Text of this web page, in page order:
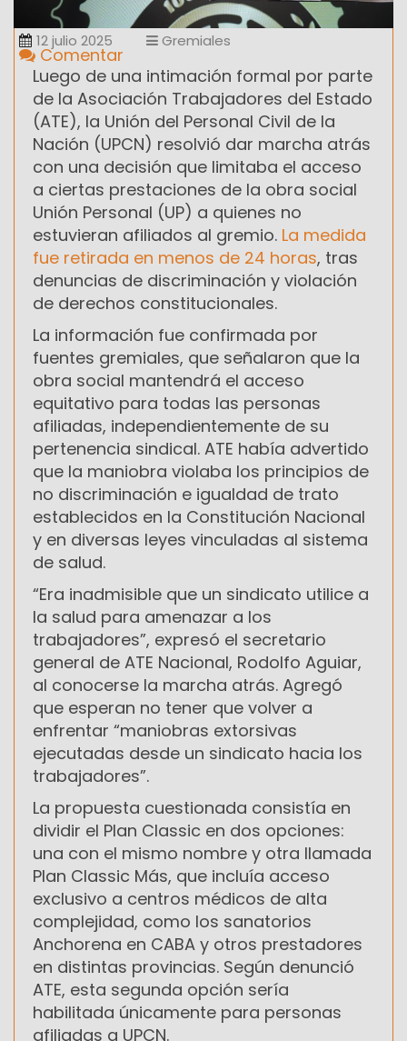
12 julio 2025 Gremiales
Comentar
Luego de una intimación formal por parte
de la Asociación Trabajadores del Estado
(ATE), la Unión del Personal Civil de la
Nación (UPCN) resolvió dar marcha atrás
con una decisión que limitaba el acceso
a ciertas prestaciones de la obra social
Unión Personal (UP) a quienes no
estuvieran afiliados al gremio. La medida
fue retirada en menos de 24 horas, tras
denuncias de discriminación y violación
de derechos constitucionales.
La información fue confirmada por
fuentes gremiales, que señalaron que la
obra social mantendrá el acceso
equitativo para todas las personas
afiliadas, independientemente de su
pertenencia sindical. ATE había advertido
que la maniobra violaba los principios de
no discriminación e igualdad de trato
establecidos en la Constitución Nacional
y en diversas leyes vinculadas al sistema
de salud.
“Era inadmisible que un sindicato utilice a
la salud para amenazar a los
trabajadores”, expresó el secretario
general de ATE Nacional, Rodolfo Aguiar,
al conocerse la marcha atrás. Agregó
que esperan no tener que volver a
enfrentar “maniobras extorsivas
ejecutadas desde un sindicato hacia los
trabajadores”.
La propuesta cuestionada consistía en
dividir el Plan Classic en dos opciones:
una con el mismo nombre y otra llamada
Plan Classic Más, que incluía acceso
exclusivo a centros médicos de alta
complejidad, como los sanatorios
Anchorena en CABA y otros prestadores
en distintas provincias. Según denunció
ATE, esta segunda opción sería
habilitada únicamente para personas
afiliadas a UPCN.